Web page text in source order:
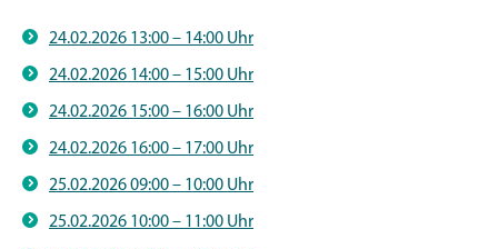
24.02.2026 13:00 – 14:00 Uhr
24.02.2026 14:00 – 15:00 Uhr
24.02.2026 15:00 – 16:00 Uhr
24.02.2026 16:00 – 17:00 Uhr
25.02.2026 09:00 – 10:00 Uhr
25.02.2026 10:00 – 11:00 Uhr